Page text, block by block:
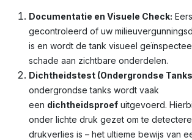
Documentatie en Visuele Check:
gecontroleerd of uw
is en wordt de tank visueel
schade aan zichtbare onderdelen.
Dichtheidstest (Ondergrondse
ondergrondse tanks wordt vaak
een dichtheidsproef uitgevoerd.
onder lichte druk gezet om te
drukverlies is – het ultieme bewijs van